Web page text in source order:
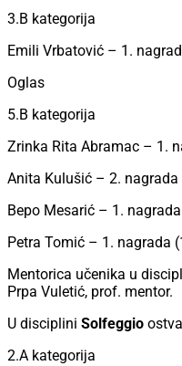
3.B kategorija
Emili Vrbatović – 1.
Oglas
5.B kategorija
Zrinka Rita Abramac – 1.
Anita Kulušić – 2.
Bepo Mesarić – 1.
Petra Tomić – 1. nagrada
Mentorica učenika u
Prpa Vuletić, prof. mentor.
U disciplini Solfeggio
2.A kategorija